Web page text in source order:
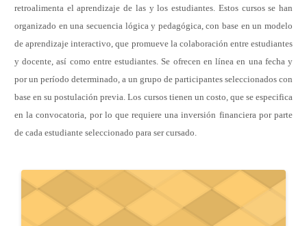
retroalimenta el aprendizaje de las y los estudiantes. Estos cursos se han
organizado en una secuencia lógica y pedagógica, con base en un modelo
de aprendizaje interactivo, que promueve la colaboración entre estudiantes
y docente, así como entre estudiantes. Se ofrecen en línea en una fecha y
por un período determinado, a un grupo de participantes seleccionados con
base en su postulación previa. Los cursos tienen un costo, que se especifica
en la convocatoria, por lo que requiere una inversión financiera por parte
de cada estudiante seleccionado para ser cursado.